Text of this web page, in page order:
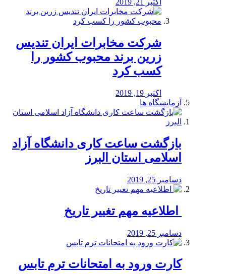
اکتبر 21, 2019
شرکت مخابرات ایران تندیس
زرین برند محبوب کشور را
کسب کرد
اکتبر 19, 2019
آزمایشگاه ها
بازگشت ساعت کاری دانشگاه آزاد
اسلامی استان البرز
دسامبر 25, 2019
️ اطلاعیه مهم تغییر تاریخ
دسامبر 25, 2019
کارت ورود به امتحانات ترم تابس